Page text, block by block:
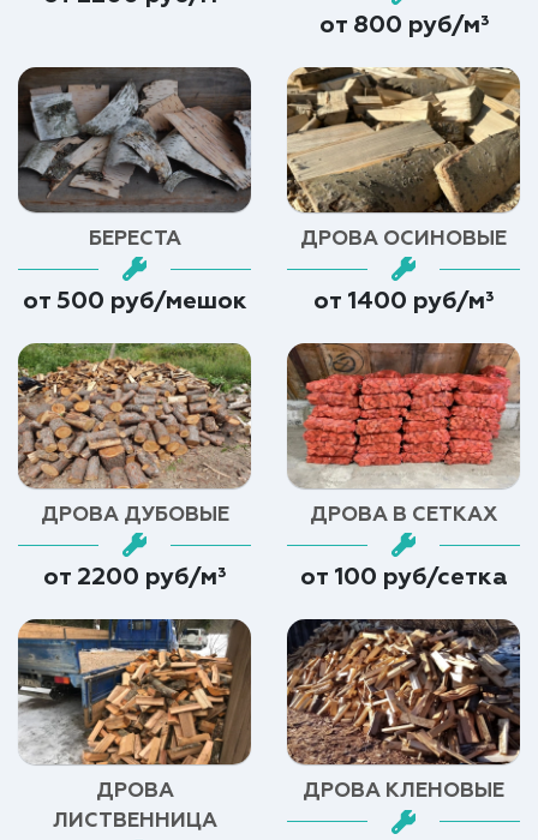
от 800 руб/м³
БЕРЕСТА
от 500 руб/мешок
ДРОВА ОСИНОВЫЕ
от 1400 руб/м³
ДРОВА ДУБОВЫЕ
от 2200 руб/м³
ДРОВА В СЕТКАХ
от 100 руб/сетка
ДРОВА
ЛИСТВЕННИЦА
ДРОВА КЛЕНОВЫЕ